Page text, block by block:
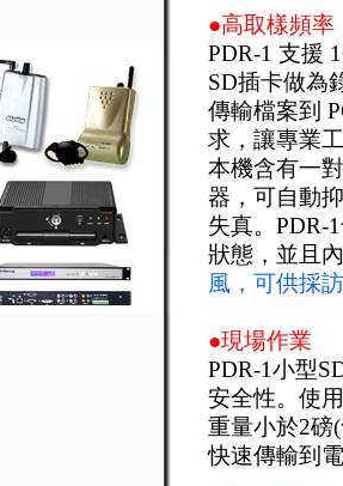
●高取樣頻率
PDR-1 支援
SD插卡做為
傳輸檔案到
求，讓專業
本機含有一
器，可自動
失真。PDR-
狀態，並且
風，可供採
●現場作業
PDR-1小型
安全性。使
重量小於2磅
快速傳輸到